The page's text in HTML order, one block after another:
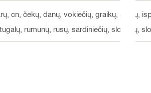
cn, čekų, danų, vokiečių, graikų, anglų,
rumunų, rusų, sardiniečių, slovakų,